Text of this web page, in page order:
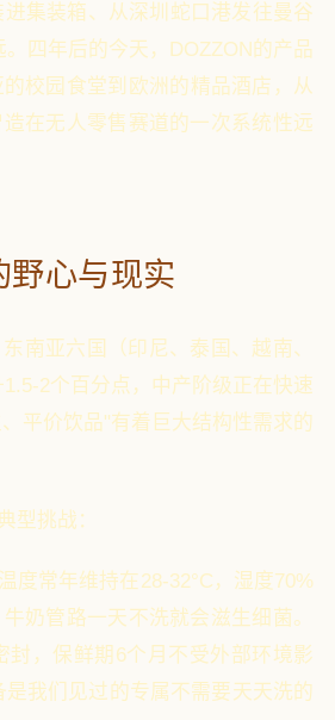
集装箱、从深圳蛇口港发往曼谷
四年后的今天，DOZZON的产品
校园食堂到欧洲的精品酒店，从
在无人零售赛道的一次系统性远
心与现实
南亚六国（印尼、泰国、越南、
2个百分点，中产阶级正在快速
平价饮品"有着巨大结构性需求的
型挑战：
度常年维持在28-32°C，湿度70%
奶管路一天不洗就会滋生细菌。
，保鲜期6个月不受外部环境影
我们见过的专属不需要天天洗的